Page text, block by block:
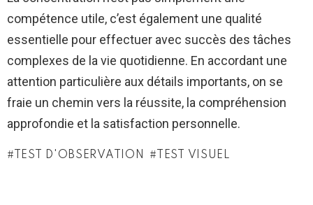
compétence utile, c’est également une qualité
essentielle pour effectuer avec succès des tâches
complexes de la vie quotidienne. En accordant une
attention particulière aux détails importants, on se
fraie un chemin vers la réussite, la compréhension
approfondie et la satisfaction personnelle.
TEST D'OBSERVATION TEST VISUEL